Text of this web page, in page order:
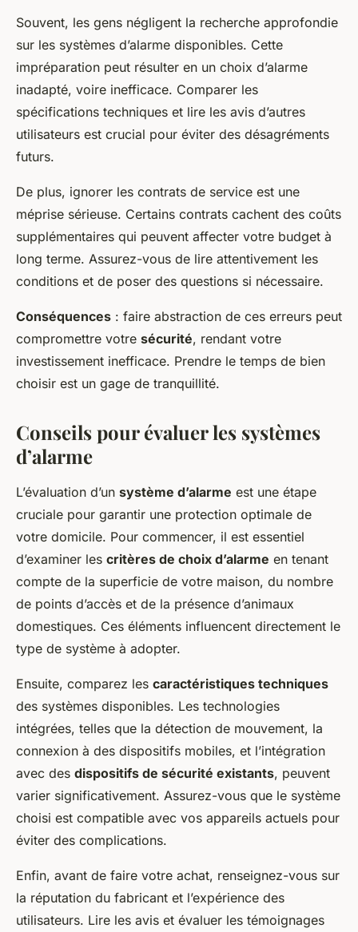
Souvent, les gens négligent la recherche approfondie
sur les systèmes d’alarme disponibles. Cette
impréparation peut résulter en un choix d’alarme
inadapté, voire inefficace. Comparer les
spécifications techniques et lire les avis d’autres
utilisateurs est crucial pour éviter des désagréments
futurs.
De plus, ignorer les contrats de service est une
méprise sérieuse. Certains contrats cachent des coûts
supplémentaires qui peuvent affecter votre budget à
long terme. Assurez-vous de lire attentivement les
conditions et de poser des questions si nécessaire.
Conséquences : faire abstraction de ces erreurs peut
compromettre votre sécurité, rendant votre
investissement inefficace. Prendre le temps de bien
choisir est un gage de tranquillité.
Conseils pour évaluer les systèmes
d’alarme
L’évaluation d’un système d’alarme est une étape
cruciale pour garantir une protection optimale de
votre domicile. Pour commencer, il est essentiel
d’examiner les critères de choix d’alarme en tenant
compte de la superficie de votre maison, du nombre
de points d’accès et de la présence d’animaux
domestiques. Ces éléments influencent directement le
type de système à adopter.
Ensuite, comparez les caractéristiques techniques
des systèmes disponibles. Les technologies
intégrées, telles que la détection de mouvement, la
connexion à des dispositifs mobiles, et l’intégration
avec des dispositifs de sécurité existants, peuvent
varier significativement. Assurez-vous que le système
choisi est compatible avec vos appareils actuels pour
éviter des complications.
Enfin, avant de faire votre achat, renseignez-vous sur
la réputation du fabricant et l’expérience des
utilisateurs. Lire les avis et évaluer les témoignages